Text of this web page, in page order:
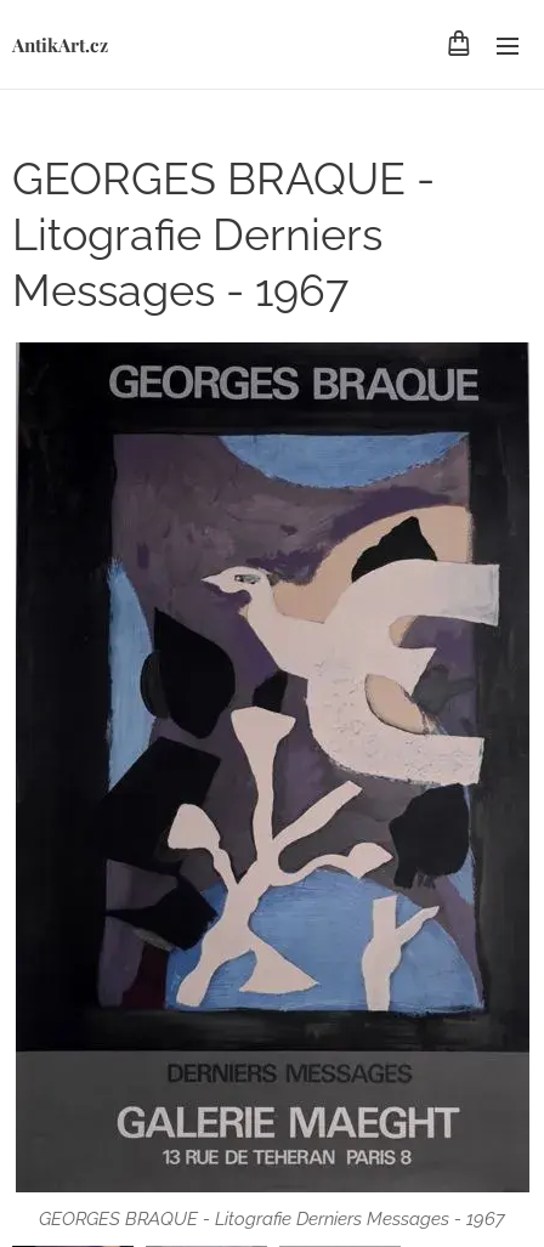
AntikArt.cz
GEORGES BRAQUE -
Litografie Derniers
Messages - 1967
GEORGES BRAQUE - Litografie Derniers Messages - 1967
GEORGES BRAQUE - Litografie Derniers Messages - 1967